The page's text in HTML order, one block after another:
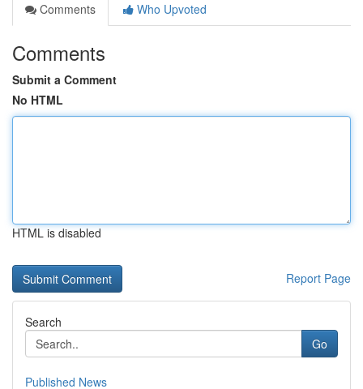
Comments
Who Upvoted
Comments
Submit a Comment
No HTML
HTML is disabled
Report Page
Search
Go
Published News